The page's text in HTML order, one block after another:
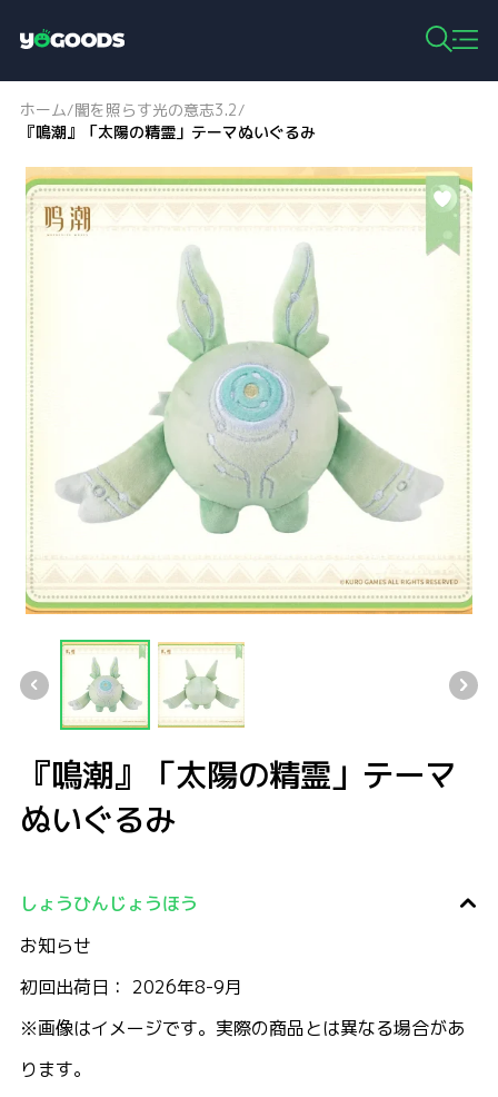
o
g
o
s
ホーム/闇を照らす光の意志3.2/
『鳴潮』「太陽の精霊」テーマぬいぐるみ
『鳴潮』「太陽の精霊」テーマ
ぬいぐるみ
しょうひんじょうほう
お知らせ
初回出荷日： 2026年8-9月
※画像はイメージです。実際の商品とは異なる場合があ
ります。